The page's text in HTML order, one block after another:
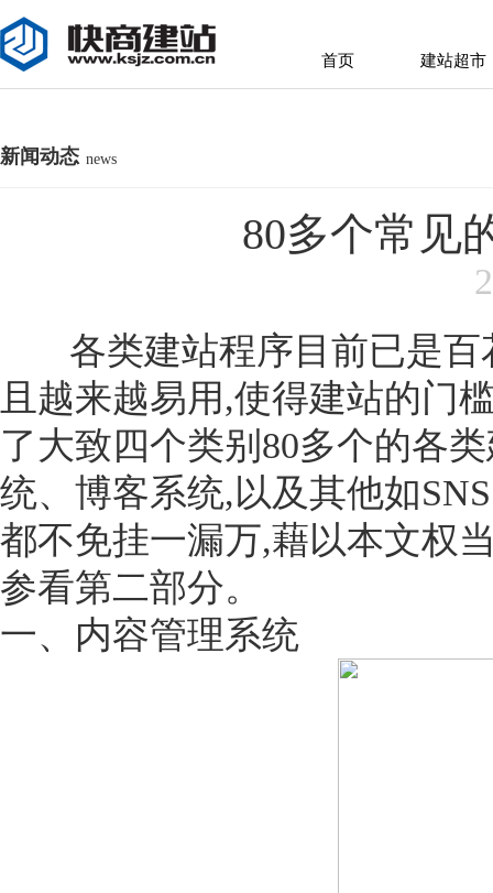
建站超市
建站超市
首页
首页
新闻动态 news
80多个常见
各类建站程序目前已是百
且越来越易用,使得建站的门
了大致四个类别80多个的各
统、博客系统,以及其他如
都不免挂一漏万,藉以本文权
参看第二部分。
一、内容管理系统